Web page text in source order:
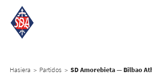
Hasiera > Partidos > SD Amorebieta — Bilbao